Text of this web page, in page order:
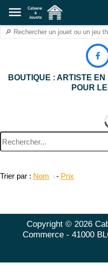

BOUTIQUE : ARTISTE
POUR
Trier par : Nom - Prix
Copyright © 2026
Commerce - 41000
menu